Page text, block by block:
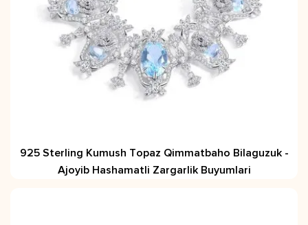
925 Sterling Kumush Topaz Qimmatbaho Bilaguzuk -
Ajoyib Hashamatli Zargarlik Buyumlari